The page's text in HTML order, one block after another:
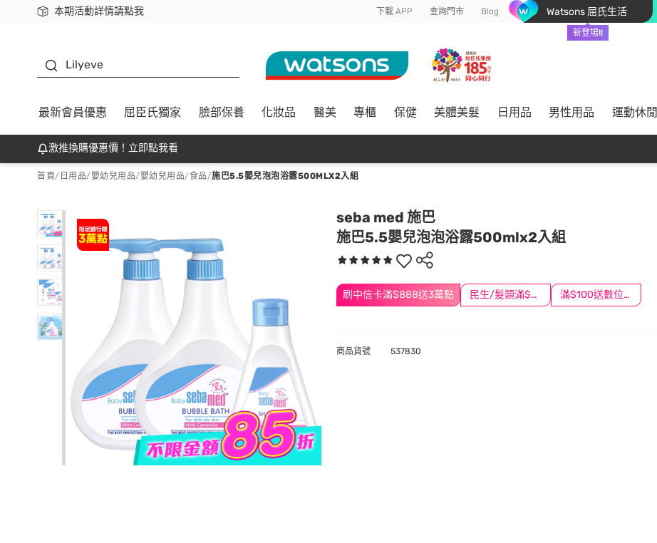
本期活動詳情請點我
下載app最高回饋$350 下載 APP 查詢門市 Blog Watsons 屈氏生活
新登場!!
Lilyeve
最新會員優惠 屈臣氏獨家 臉部保養 化妝品 醫美 專櫃 保健 美體美髮 日用品 男性用品 運動休閒
激推換購優惠價！立即點我看
首頁/ 日用品/嬰幼兒用品/嬰幼兒用品/食品/施巴5.5嬰兒泡泡浴露500MLX2入組
seba med 施巴
施巴5.5嬰兒泡泡浴露500mlx2入組
刷中信卡滿$888送3萬點 民生/髮類滿$388送舒潔冰巾 滿$100送數位印花
商品貨號 537830